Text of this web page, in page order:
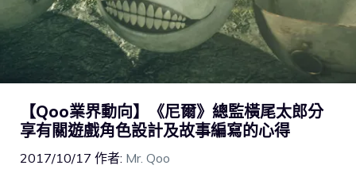
【Qoo業界動向】《尼爾》總監橫尾太郎分
享有關遊戲角色設計及故事編寫的心得
2017/10/17 作者: Mr. Qoo